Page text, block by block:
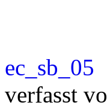
ec_sb_05
verfasst